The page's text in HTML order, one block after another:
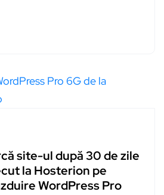
site-ul după 30 de zile
la Hosterion pe
WordPress Pro